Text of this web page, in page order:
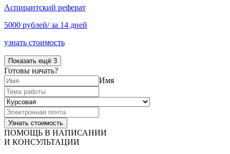
Аспирантский реферат
5000 рублей/ за 14 дней
узнать стоимость
Показать ещё 3
Готовы начать?
Имя
ПОМОЩЬ В НАПИСАНИИ
И КОНСУЛЬТАЦИИ